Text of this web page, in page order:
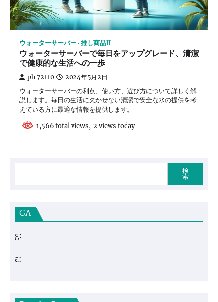
ウォーターサーバー 推し商品II
ウォーターサーバーで毎日をアップグレード、清潔
で健康的な生活への一歩
phi72110 2024年5月2日
ウォーターサーバーの利点、使い方、選び方について詳しく解
説します。毎日の生活に欠かせない清潔で安全な水の提供を考
えている方に最適な情報を提供します。
1,566 total views, 2 views today
検
索
GA
g:
a: